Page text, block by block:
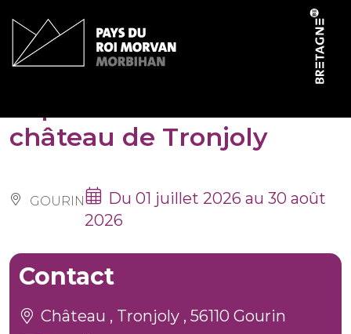
château de Tronjoly
GOURIN
Du 01 juillet 2026 au 30 août
2026
Contact
Château , Tronjoly , 56110 Gourin